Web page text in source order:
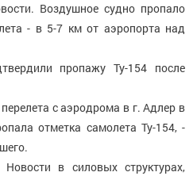
Воздушное судно пропало
- в 5-7 км от аэропорта над
пропажу Ту-154 после
с аэродрома в г. Адлер в
отметка самолета Ту-154, -
в силовых структурах,